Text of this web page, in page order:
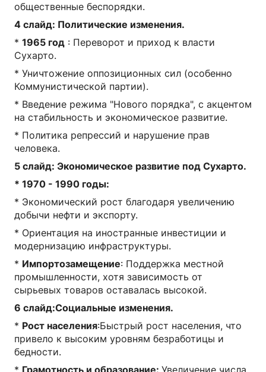
общественные беспорядки.
4 слайд: Политические изменения.
* 1965 год : Переворот и приход к власти
Сухарто.
* Уничтожение оппозиционных сил (особенно
Коммунистической партии).
* Введение режима "Нового порядка", с акцентом
на стабильность и экономическое развитие.
* Политика репрессий и нарушение прав
человека.
5 слайд: Экономическое развитие под Сухарто.
* 1970 - 1990 годы:
* Экономический рост благодаря увеличению
добычи нефти и экспорту.
* Ориентация на иностранные инвестиции и
модернизацию инфраструктуры.
* Импортозамещение: Поддержка местной
промышленности, хотя зависимость от
сырьевых товаров оставалась высокой.
6 слайд:Социальные изменения.
* Рост населения:Быстрый рост населения, что
привело к высоким уровням безработицы и
бедности.
* Грамотность и образование: Увеличение числа